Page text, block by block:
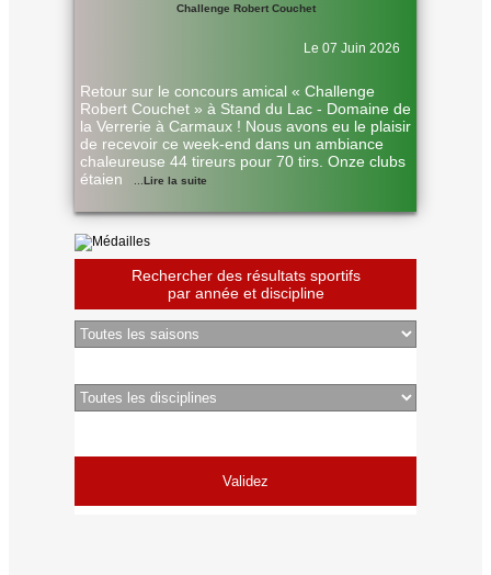
Challenge Robert Couchet
Le 07 Juin 2026
Retour sur le concours amical « Challenge
Robert Couchet » à Stand du Lac - Domaine de
la Verrerie à Carmaux ! Nous avons eu le plaisir
de recevoir ce week-end dans un ambiance
chaleureuse 44 tireurs pour 70 tirs. Onze clubs
étaien
Lire la suite
Rechercher des résultats sportifs
par année et discipline